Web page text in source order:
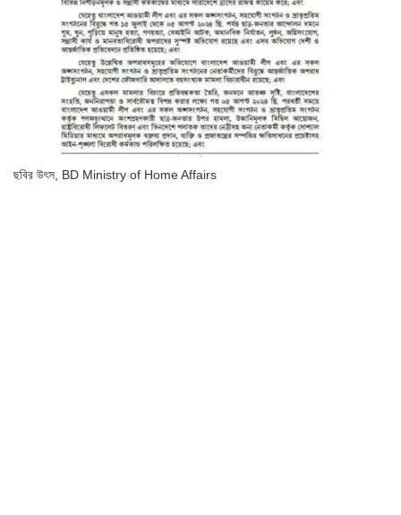
ছবির উৎস, BD Ministry of Home Affairs